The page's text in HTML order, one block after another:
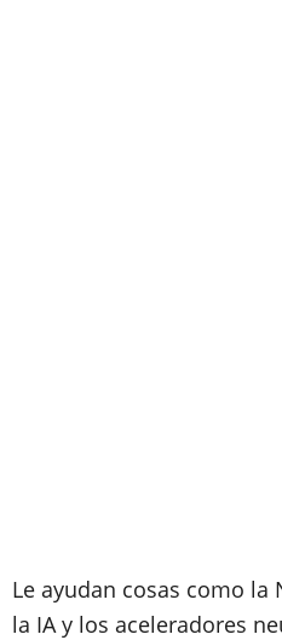
Le ayudan cosas como la
la IA y los aceleradores